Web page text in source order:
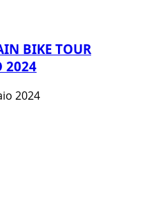
BIKE TOUR
2024
2024